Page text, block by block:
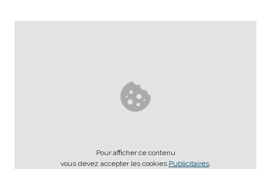
Pour afficher ce contenu
vous devez accepter les cookies Publicitaires.